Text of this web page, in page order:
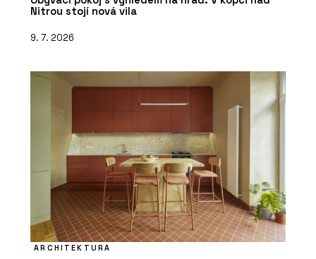
Nitrou stojí nová vila
9. 7. 2026
ARCHITEKTURA